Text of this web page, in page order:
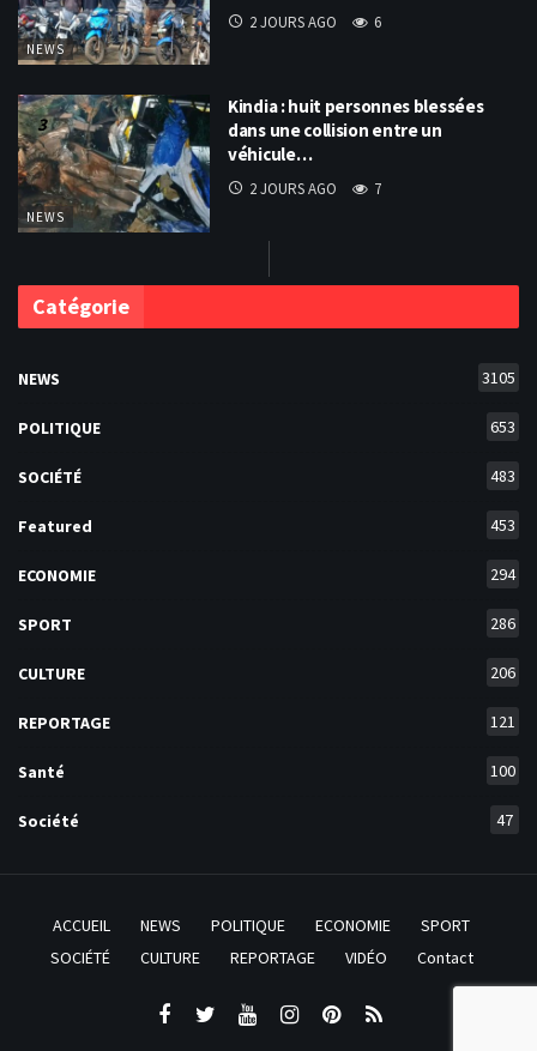
NEWS
2 JOURS AGO 6
NEWS
Kindia : huit personnes blessées
dans une collision entre un
véhicule…
2 JOURS AGO 7
Catégorie
NEWS 3105
POLITIQUE 653
SOCIÉTÉ 483
Featured 453
ECONOMIE 294
SPORT 286
CULTURE 206
REPORTAGE 121
Santé 100
Société 47
ACCUEIL NEWS POLITIQUE ECONOMIE
SPORT
SOCIÉTÉ
CULTURE REPORTAGE VIDÉO Contact